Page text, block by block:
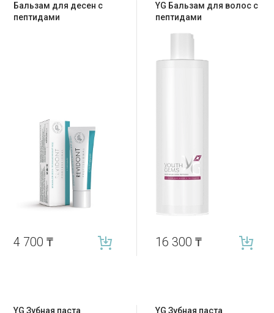
Бальзам для десен с
пептидами
4 700₸
YG Бальзам для волос с
пептидами
16 300 ₸
YG Зубная паста
YG Зубная паста